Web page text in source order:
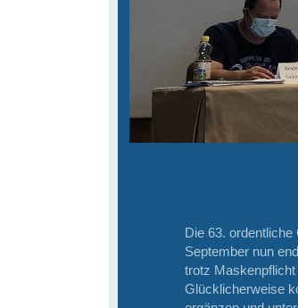
Die 63.
September nun
trotz Maskenpflicht
Glücklicherweise